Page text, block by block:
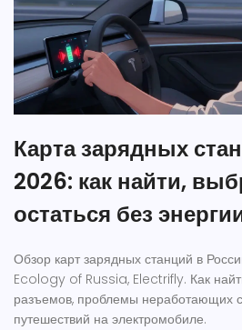
Карта зарядных
2026: как найти,
остаться без
Обзор карт зарядных станций в
Ecology of Russia, Electrifly. Как
разъемов, проблемы неработающих
путешествий на электромобиле.